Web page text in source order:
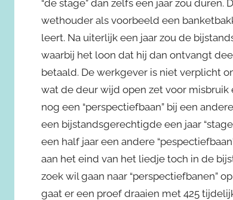
“de stage” dan zelfs een jaar zou
wethouder als voorbeeld een
leert. Na uiterlijk een jaar zou de
waarbij het loon dat hij dan ontvangt
betaald. De werkgever is niet verplicht
wat de deur wijd open zet voor
nog een “perspectiefbaan” bij een
een bijstandsgerechtigde een jaar
een half jaar een andere
aan het eind van het liedje toch in de
zoek wil gaan naar “perspectiefbanen”
gaat er een proef draaien met 425